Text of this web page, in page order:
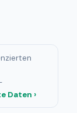
Daten ›